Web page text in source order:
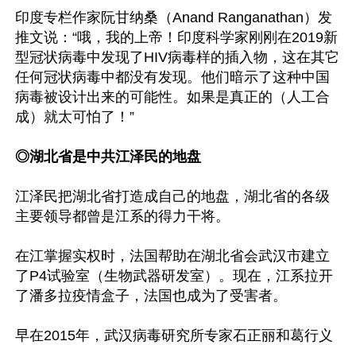
印度专栏作家阮甘纳桑（Anand Ranganathan）发
推文说：“哦，我的上帝！印度科学家刚刚在2019新
型冠状病毒中发现了HIV病毒样的插入物，这在其它
任何冠状病毒中都没有发现。他们暗示了这种中国
病毒被设计出来的可能性。如果是真正的（人工合
成）就太可怕了！”
◎湖北省是中共江泽民的地盘
江泽民把湖北省打造成自己的地盘，湖北省的各级
主要领导都曾是江系的得力干将。
在江掌握实权时，法国帮助在湖北省会武汉市建立
了P4试验室（生物武器研发室）。现在，江系拉开
了潘多拉疫情盒子，法国也成为了受害者。
早在2015年，武汉病毒研究所专家石正丽和葛行义